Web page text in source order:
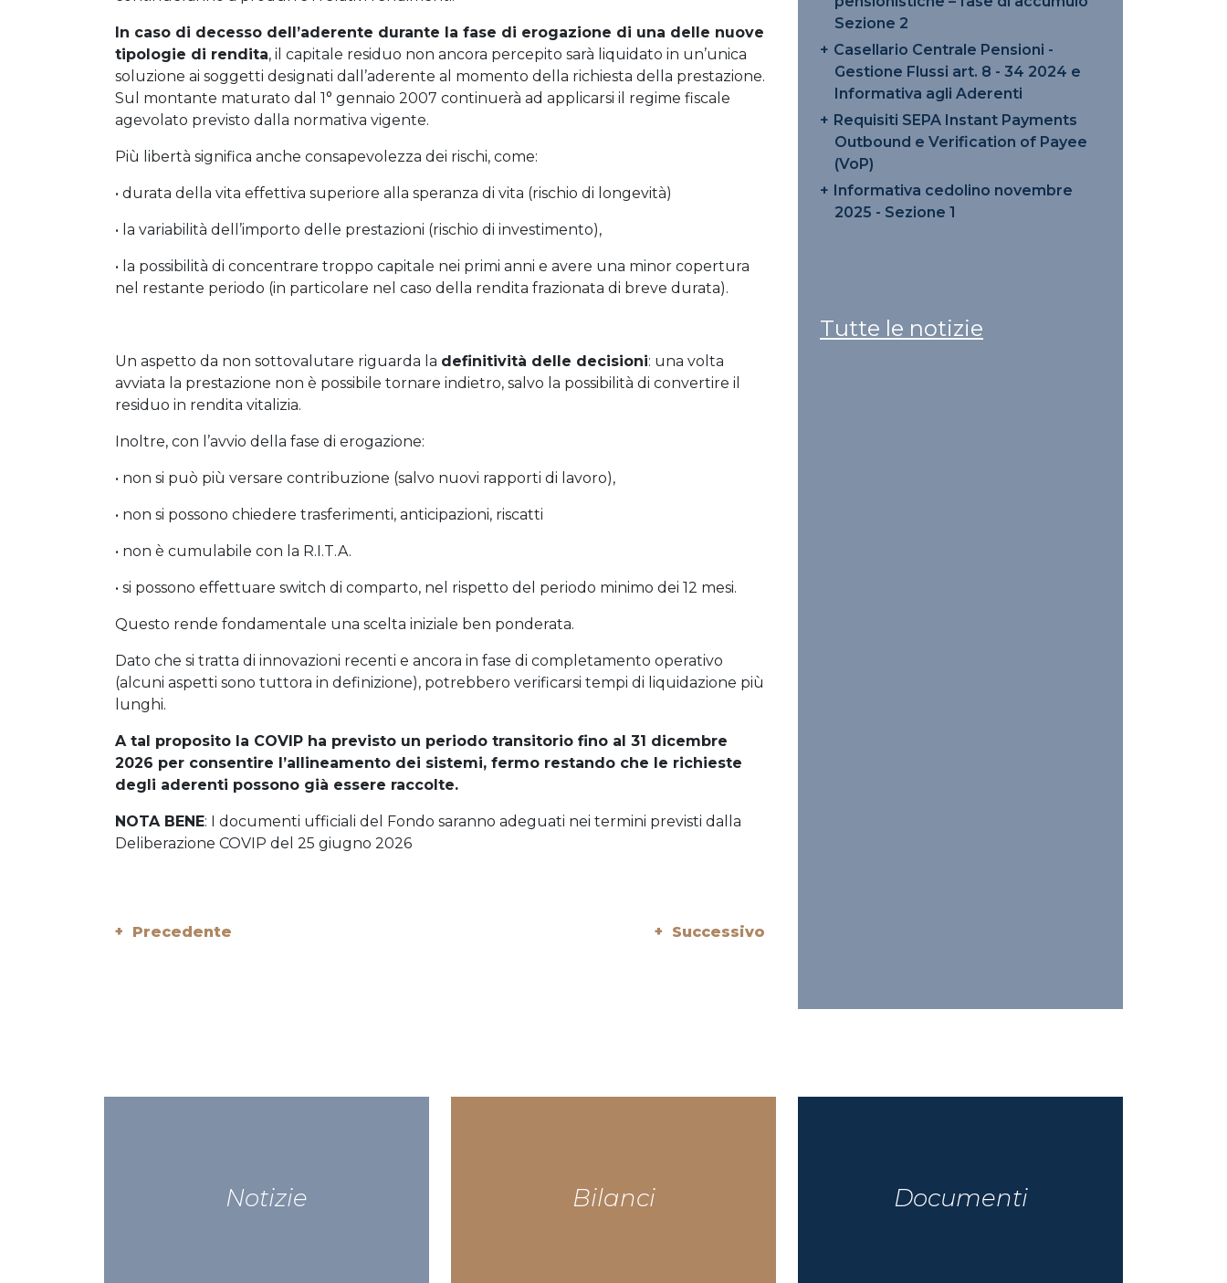
In caso di decesso dell’aderente durante la fase di erogazione di una delle nuove
tipologie di rendita, il capitale residuo non ancora percepito sarà liquidato in un’unica
soluzione ai soggetti designati dall’aderente al momento della richiesta della prestazione.
Sul montante maturato dal 1° gennaio 2007 continuerà ad applicarsi il regime fiscale
agevolato previsto dalla normativa vigente.
Più libertà significa anche consapevolezza dei rischi, come:
• durata della vita effettiva superiore alla speranza di vita (rischio di longevità)
• la variabilità dell’importo delle prestazioni (rischio di investimento),
• la possibilità di concentrare troppo capitale nei primi anni e avere una minor copertura
nel restante periodo (in particolare nel caso della rendita frazionata di breve durata).
Un aspetto da non sottovalutare riguarda la definitività delle decisioni: una volta
avviata la prestazione non è possibile tornare indietro, salvo la possibilità di convertire il
residuo in rendita vitalizia.
Inoltre, con l’avvio della fase di erogazione:
• non si può più versare contribuzione (salvo nuovi rapporti di lavoro),
• non si possono chiedere trasferimenti, anticipazioni, riscatti
• non è cumulabile con la R.I.T.A.
• si possono effettuare switch di comparto, nel rispetto del periodo minimo dei 12 mesi.
Questo rende fondamentale una scelta iniziale ben ponderata.
Dato che si tratta di innovazioni recenti e ancora in fase di completamento operativo
(alcuni aspetti sono tuttora in definizione), potrebbero verificarsi tempi di liquidazione più
lunghi.
A tal proposito la COVIP ha previsto un periodo transitorio fino al 31 dicembre
2026 per consentire l’allineamento dei sistemi, fermo restando che le richieste
degli aderenti possono già essere raccolte.
NOTA BENE: I documenti ufficiali del Fondo saranno adeguati nei termini previsti dalla
Deliberazione COVIP del 25 giugno 2026
+ Precedente + Successivo
Sezione 2
Casellario Centrale Pensioni -
Gestione Flussi art. 8 - 34 2024 e
Informativa agli Aderenti
Requisiti SEPA Instant Payments
Outbound e Verification of Payee
(VoP)
Informativa cedolino novembre
2025 - Sezione 1
Tutte le notizie
Notizie Bilanci Documenti